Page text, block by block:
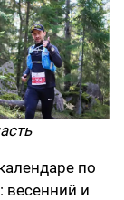
по
весенний и